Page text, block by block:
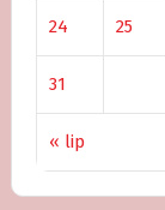
« lip
24 25
31